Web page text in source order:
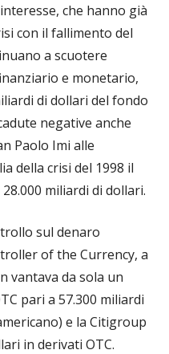
che hanno già
con il fallimento del
a scuotere
e monetario,
di dollari del fondo
negative anche
Paolo Imi alle
della crisi del 1998 il
miliardi di dollari.
sul denaro
of the Currency, a
vantava da sola un
pari a 57.300 miliardi
e la Citigroup
in derivati OTC.